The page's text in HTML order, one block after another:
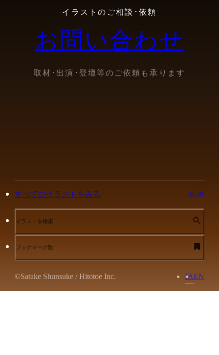
イラストのご相談･依頼
お問い合わせ
取材･出演･登壇等のご依頼も承ります
すべてのイラストをみる 367件
イラストを検索
ブックマーク数:
©Satake Shunsuke / Hitotoe Inc. JAEN